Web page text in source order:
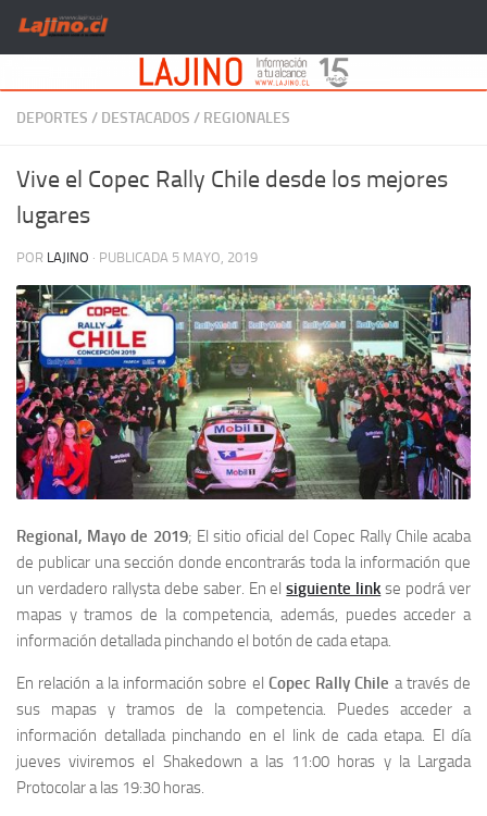
Saltar al contenido
DEPORTES / DESTACADOS / REGIONALES
Vive el Copec Rally Chile desde los mejores
lugares
POR LAJINO · PUBLICADA 5 MAYO, 2019
Regional, Mayo de 2019; El sitio oficial del Copec Rally Chile acaba
de publicar una sección donde encontrarás toda la información que
un verdadero rallysta debe saber. En elsiguiente link se podrá ver
mapas y tramos de la competencia, además, puedes acceder a
información detallada pinchando el botón de cada etapa.
En relación a la información sobre el Copec Rally Chile a través de
sus mapas y tramos de la competencia. Puedes acceder a
información detallada pinchando en el link de cada etapa. El día
jueves viviremos el Shakedown a las 11:00 horas y la Largada
Protocolar a las 19:30 horas.